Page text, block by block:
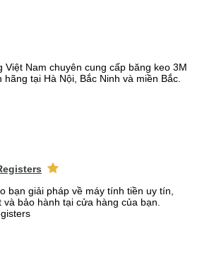
Việt Nam chuyên cung cấp băng keo 3M
tại Hà Nội, Bắc Ninh và miền Bắc.
bạn giải pháp về máy tính tiền uy tín,
bảo hành tại cửa hàng của bạn.